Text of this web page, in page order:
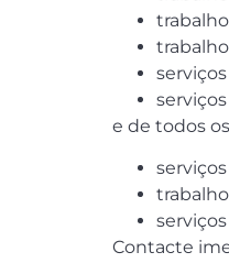
e de todos
Contacte